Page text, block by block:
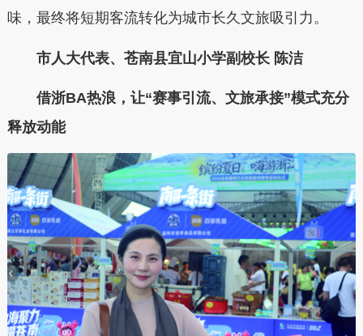
味，最终将短期客流转化为城市长久文旅吸引力。
市人大代表、苍南县宜山小学副校长 陈洁
借浙BA热浪，让“赛事引流、文旅承接”模式充分
释放动能